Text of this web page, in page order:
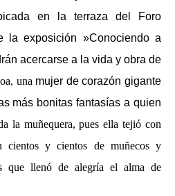
en la terraza del Foro
la exposición »Conociendo a
acercarse a la vida y obra de
una mujer de corazón gigante
más bonitas fantasías a quien
la muñequera, pues ella tejió con
cientos y cientos de muñecos y
que llenó de alegría el alma de